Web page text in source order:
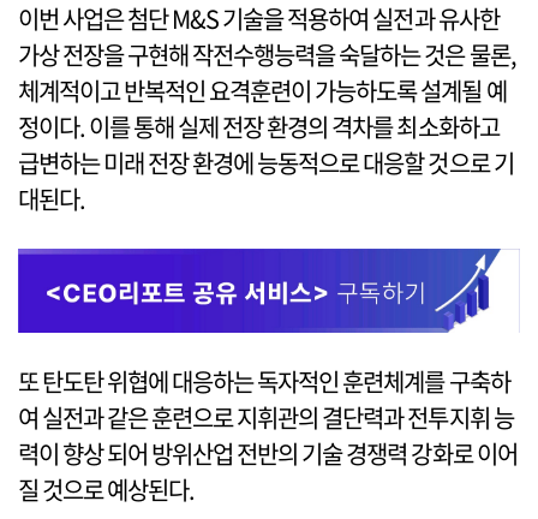
이번 사업은 첨단 M&S 기술을 적용하여 실전과 유사한
가상 전장을 구현해 작전수행능력을 숙달하는 것은 물론,
체계적이고 반복적인 요격훈련이 가능하도록 설계될 예
정이다. 이를 통해 실제 전장 환경의 격차를 최소화하고
급변하는 미래 전장 환경에 능동적으로 대응할 것으로 기
대된다.
또 탄도탄 위협에 대응하는 독자적인 훈련체계를 구축하
여 실전과 같은 훈련으로 지휘관의 결단력과 전투지휘 능
력이 향상 되어 방위산업 전반의 기술 경쟁력 강화로 이어
질 것으로 예상된다.